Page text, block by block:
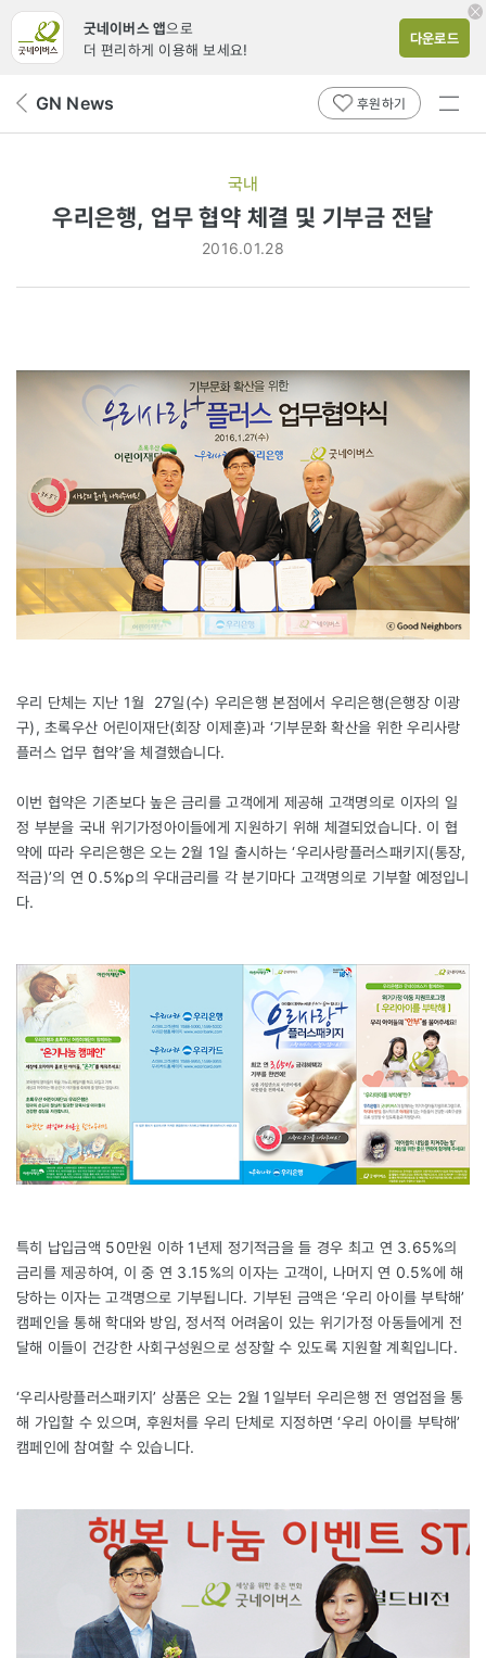
굿네이버스 앱으로
더 편리하게 이용해 보세요!
다운로드
뒤 GN News 후원하기
전체
국내
우리은행, 업무 협약 체결 및 기부금 전달
2016.01.28
우리 단체는 지난 1월 27일(수) 우리은행 본점에서 우리은행(은행장 이광
구), 초록우산 어린이재단(회장 이제훈)과 ‘기부문화 확산을 위한 우리사랑
플러스 업무 협약’을 체결했습니다.
이번 협약은 기존보다 높은 금리를 고객에게 제공해 고객명의로 이자의 일
정 부분을 국내 위기가정아이들에게 지원하기 위해 체결되었습니다. 이 협
약에 따라 우리은행은 오는 2월 1일 출시하는 ‘우리사랑플러스패키지(통장,
적금)’의 연 0.5%p의 우대금리를 각 분기마다 고객명의로 기부할 예정입니
다.
특히 납입금액 50만원 이하 1년제 정기적금을 들 경우 최고 연 3.65%의
금리를 제공하여, 이 중 연 3.15%의 이자는 고객이, 나머지 연 0.5%에 해
당하는 이자는 고객명으로 기부됩니다. 기부된 금액은 ‘우리 아이를 부탁해’
캠페인을 통해 학대와 방임, 정서적 어려움이 있는 위기가정 아동들에게 전
달해 이들이 건강한 사회구성원으로 성장할 수 있도록 지원할 계획입니다.
‘우리사랑플러스패키지’ 상품은 오는 2월 1일부터 우리은행 전 영업점을 통
해 가입할 수 있으며, 후원처를 우리 단체로 지정하면 ‘우리 아이를 부탁해’
캠페인에 참여할 수 있습니다.